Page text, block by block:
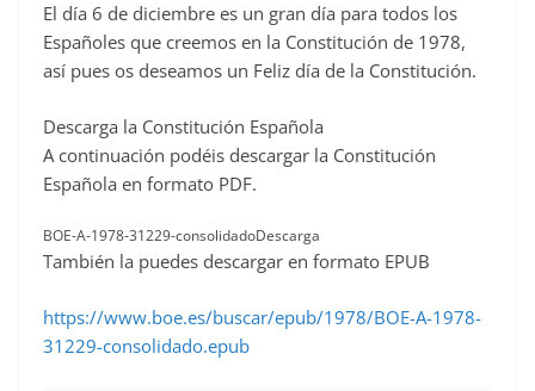
c
e
o
o
k
El día 6 de diciembre es un gran día para todos los
Españoles que creemos en la Constitución de 1978,
así pues os deseamos un Feliz día de la Constitución.
Descarga la Constitución Española
A continuación podéis descargar la Constitución
Española en formato PDF.
BOE-A-1978-31229-consolidadoDescarga
También la puedes descargar en formato EPUB
https://www.boe.es/buscar/epub/1978/BOE-A-1978-
31229-consolidado.epub